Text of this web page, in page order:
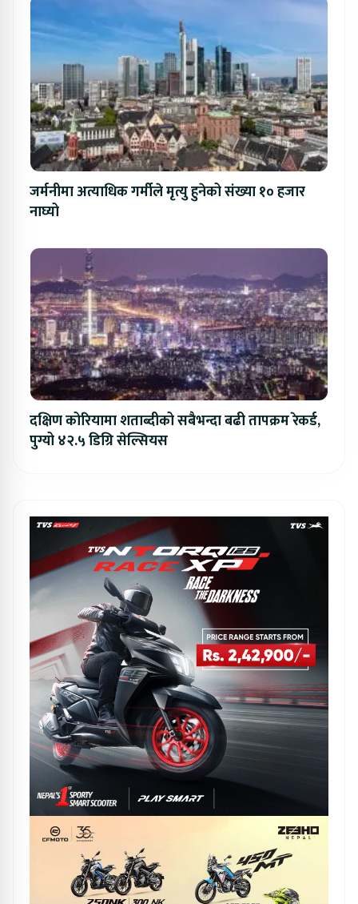
जर्मनीमा अत्याधिक गर्मीले मृत्यु हुनेको संख्या १० हजार
नाघ्यो
दक्षिण कोरियामा शताब्दीको सबैभन्दा बढी तापक्रम रेकर्ड,
पुग्यो ४२.५ डिग्रि सेल्सियस